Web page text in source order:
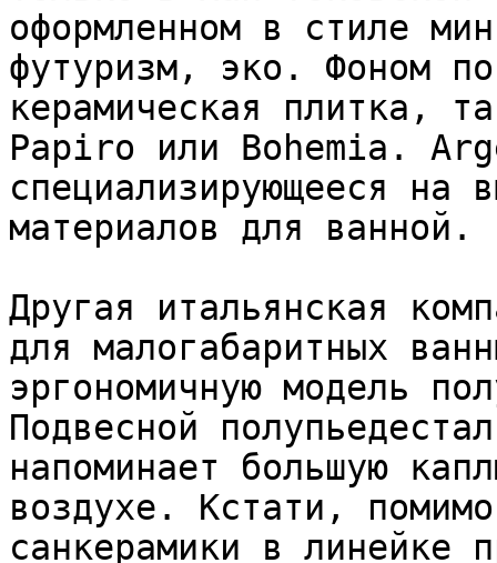
оформленном в стиле
футуризм, эко. Фоном
керамическая плитка,
Papiro или Bohemia.
специализирующееся на
материалов для ванной.
Другая итальянская
для малогабаритных
эргономичную модель
Подвесной
напоминает большую
воздухе. Кстати,
санкерамики в линейке